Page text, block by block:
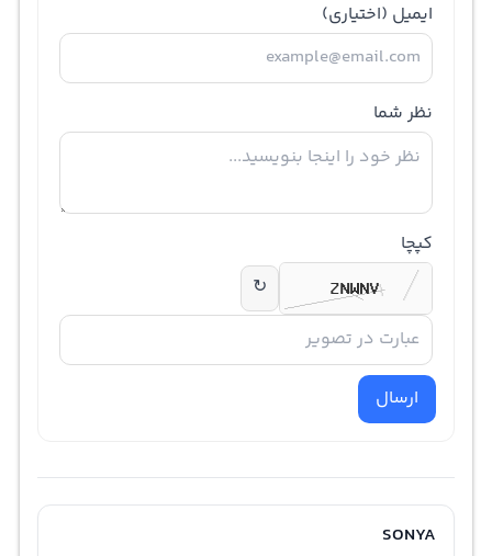
ایمیل (اختیاری)
نظر شما
کپچا
↻
ارسال
SONYA